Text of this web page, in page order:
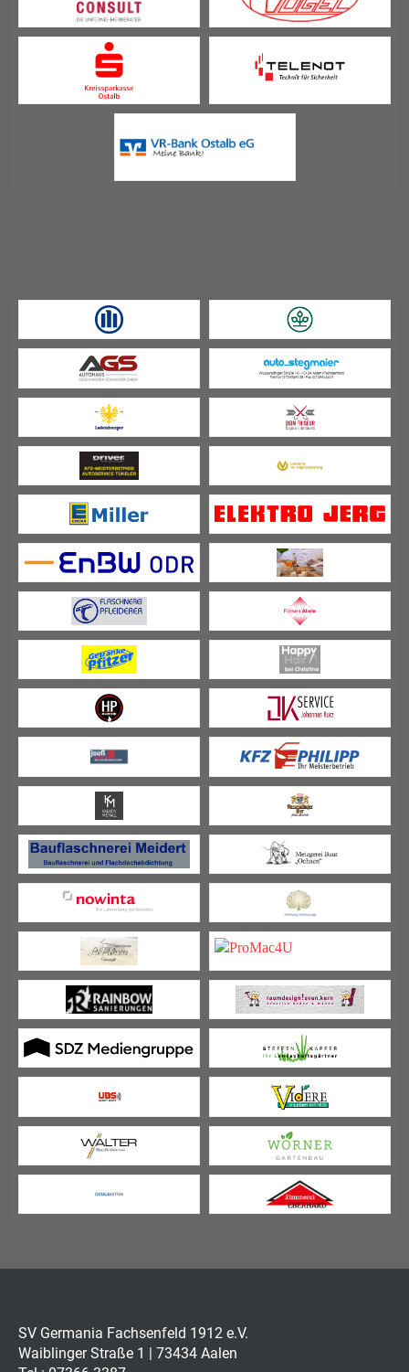
SV Germania Fachsenfeld 1912 e.V.
Waiblinger Straße 1 | 73434 Aalen